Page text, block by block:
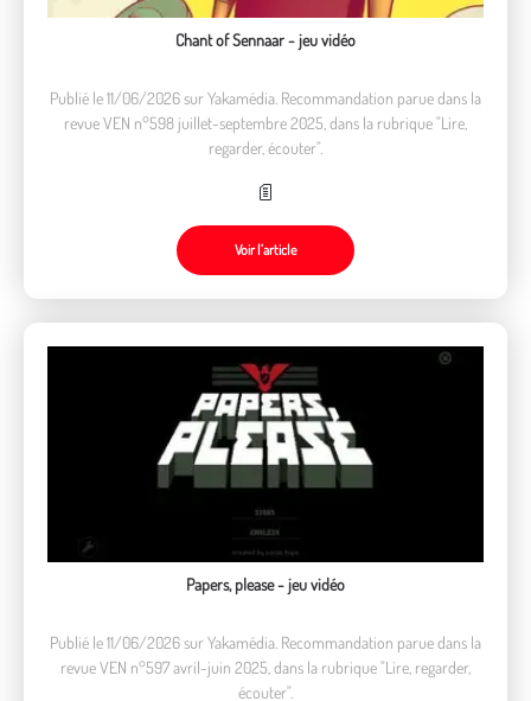
Chant of Sennaar - jeu vidéo
Publié le 11/06/2026 sur Yakamédia. Recommandation parue dans la
revue VEN n°598 juillet-septembre 2025, dans la rubrique "Lire,
regarder, écouter".
Voir l’article
Papers, please - jeu vidéo
Publié le 11/06/2026 sur Yakamédia. Recommandation parue dans la
revue VEN n°597 avril-juin 2025, dans la rubrique "Lire, regarder,
écouter".